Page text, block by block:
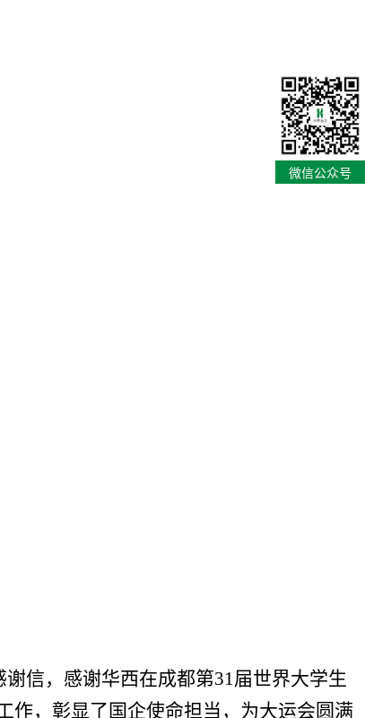
信， 感谢华西在成都第31届世界大学生
作，彰显了国企使命担当，为大运会圆满
微信公众号